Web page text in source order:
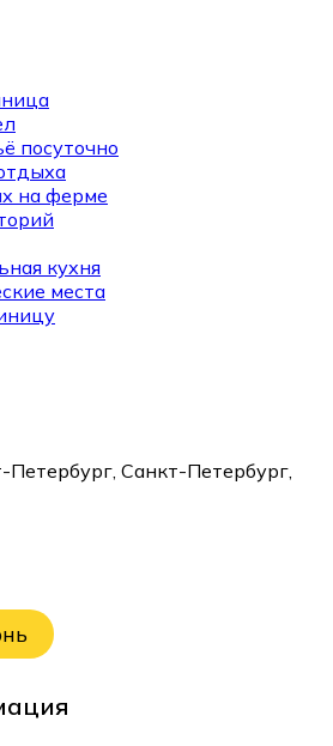
посуточно
на ферме
кухня
места
Петербург, Санкт-Петербург,